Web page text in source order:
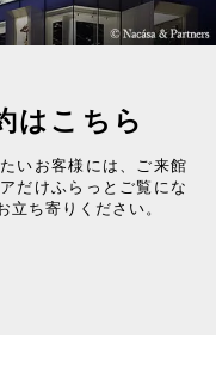
はこちら
いお客様には、ご来館
だけふらっとご覧にな
立ち寄りください。